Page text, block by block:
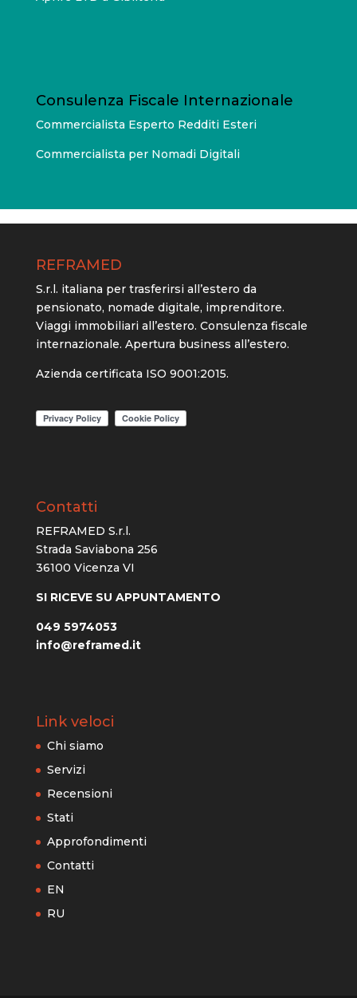
Consulenza Fiscale Internazionale
Commercialista Esperto Redditi Esteri
Commercialista per Nomadi Digitali
REFRAMED
S.r.l. italiana per trasferirsi all’estero da
pensionato, nomade digitale, imprenditore.
Viaggi immobiliari all’estero. Consulenza fiscale
internazionale. Apertura business all’estero.
Azienda certificata ISO 9001:2015.
Contatti
REFRAMED S.r.l.
Strada Saviabona 256
36100 Vicenza VI
SI RICEVE SU APPUNTAMENTO
049 5974053
info@reframed.it
Link veloci
Chi siamo
Servizi
Recensioni
Stati
Approfondimenti
Contatti
EN
RU